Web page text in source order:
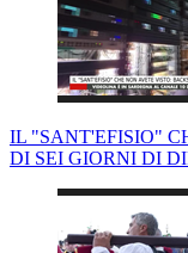
IL "SANT'EFISIO"
DI SEI GIORNI DI